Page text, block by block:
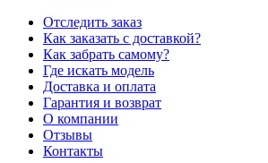
Отследить заказ
Как заказать с доставкой?
Как забрать самому?
Где искать модель
Доставка и оплата
Гарантия и возврат
О компании
Отзывы
Контакты